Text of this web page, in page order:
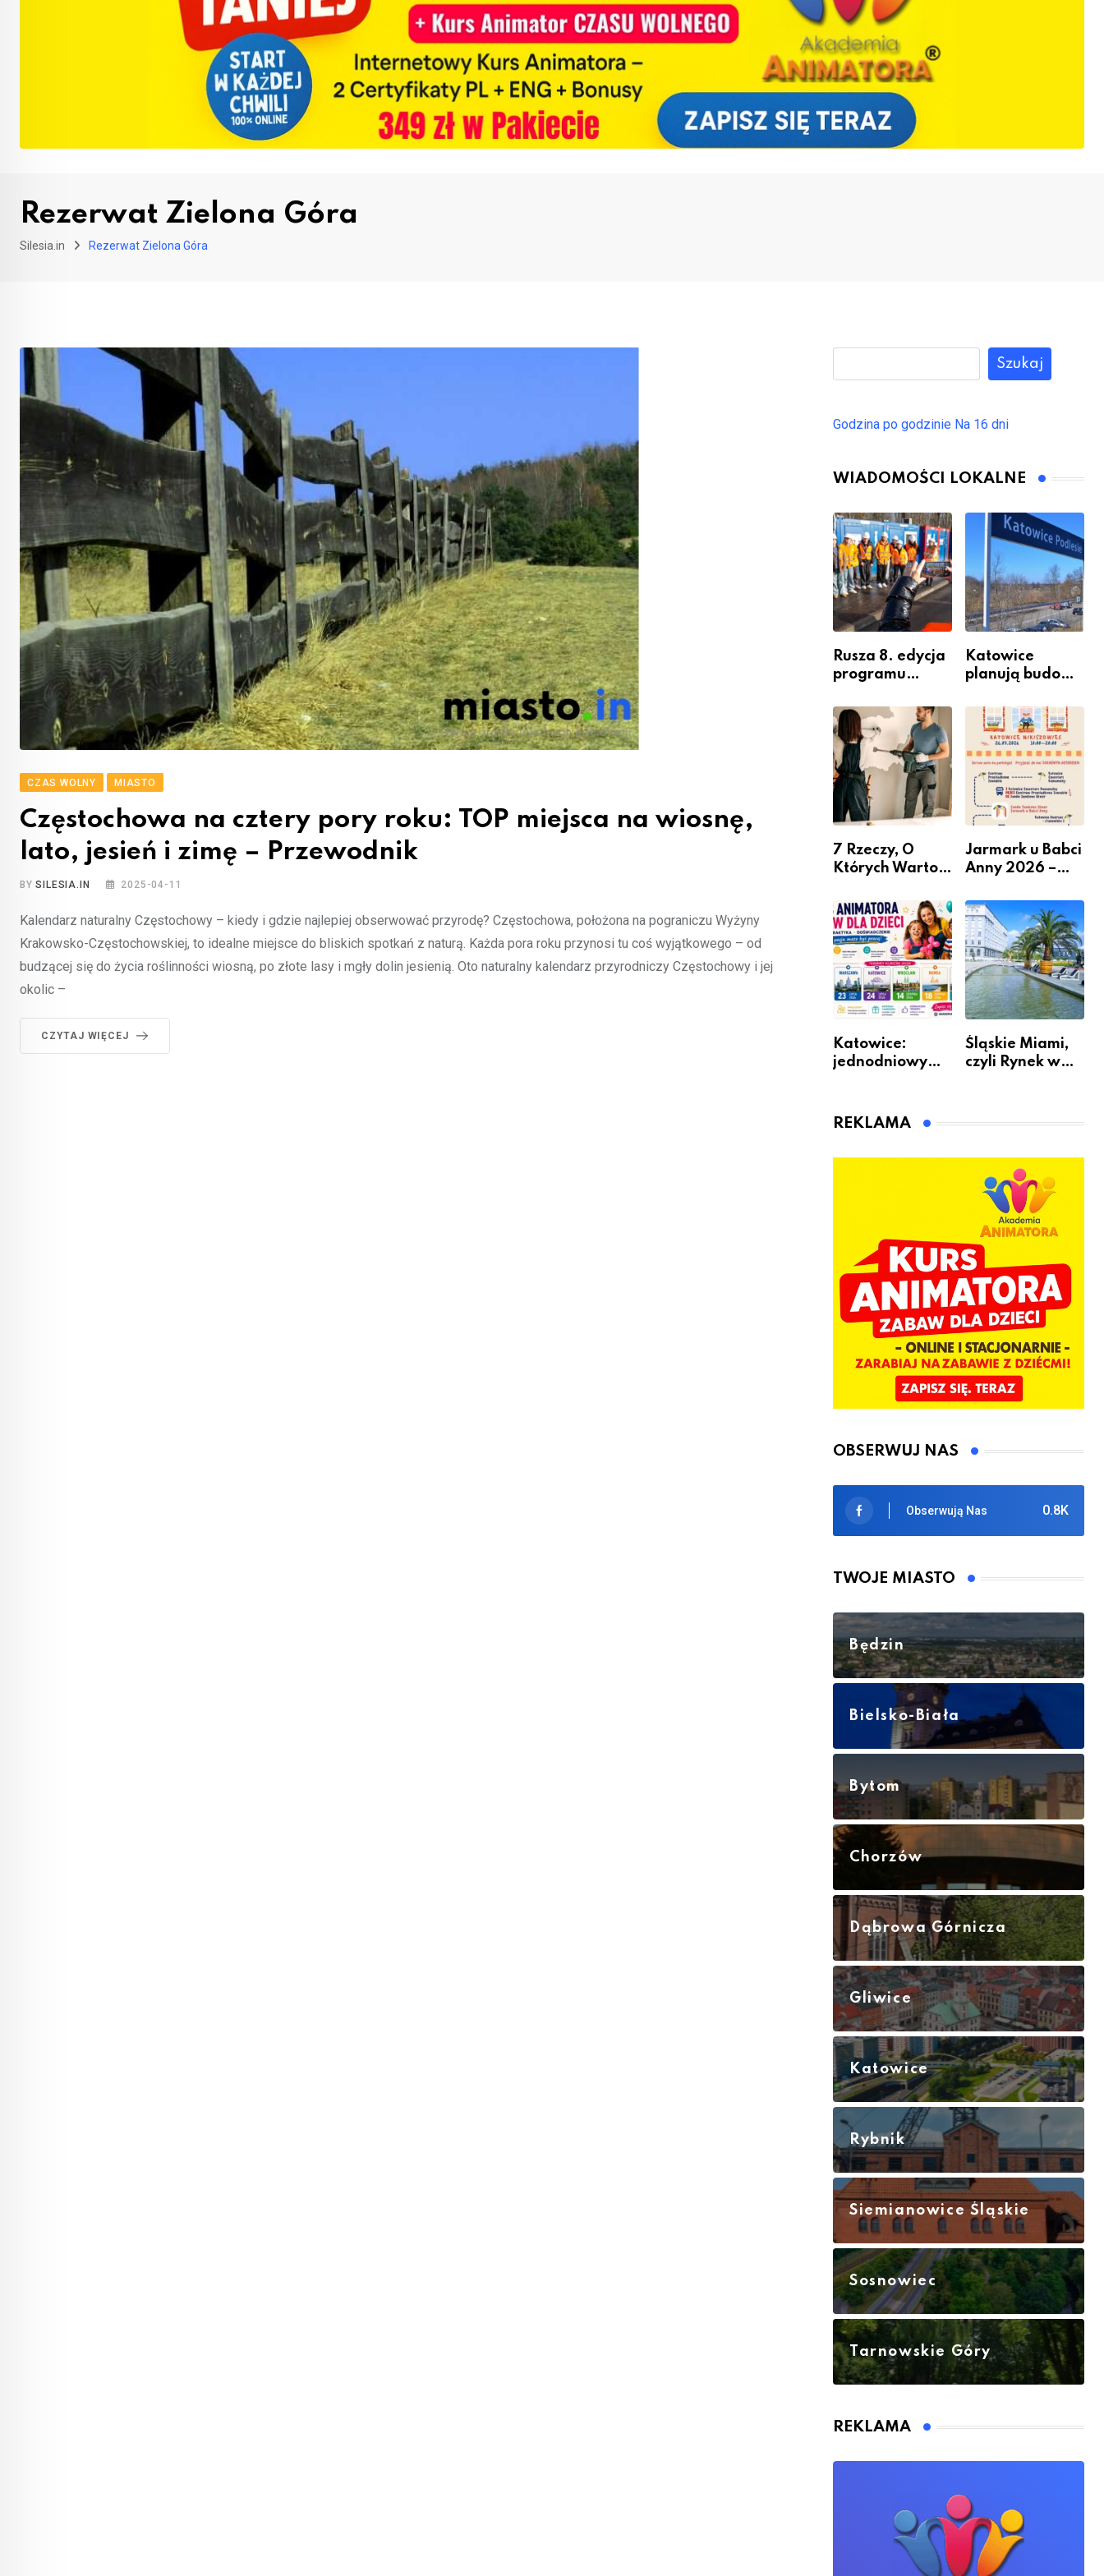
Rezerwat Zielona Góra
Silesia.in Rezerwat Zielona Góra
CZAS WOLNY MIASTO
Częstochowa na cztery pory roku: TOP miejsca na wiosnę,
lato, jesień i zimę – Przewodnik
BYSILESIA.IN 2025-04-11
Kalendarz naturalny Częstochowy – kiedy i gdzie najlepiej obserwować przyrodę? Częstochowa, położona na pograniczu Wyżyny
Krakowsko-Częstochowskiej, to idealne miejsce do bliskich spotkań z naturą. Każda pora roku przynosi tu coś wyjątkowego – od
budzącej się do życia roślinności wiosną, po złote lasy i mgły dolin jesienią. Oto naturalny kalendarz przyrodniczy Częstochowy i jej
okolic –
CZYTAJ WIĘCEJ
Szukaj
Godzina po godzinie Na 16 dni
WIADOMOŚCI LOKALNE
Rusza 8. edycja
programu
Miastem
Fachowców” –
nabór dla
przedsiębiorców
Katowice
planują budowę
przesiadkoweg
o w Podlesiu
7 Rzeczy, O
Których Warto
Remontem
Mieszkania
Jarmark u Babci
Anny 2026 –
Katowice:
jednodniowy
animatora
Śląskie Miami,
czyli Rynek w
REKLAMA
OBSERWUJ NAS
0.8K
Obserwują Nas
TWOJE MIASTO
Będzin
Bielsko-Biała
Bytom
Chorzów
Dąbrowa Górnicza
Gliwice
Katowice
Rybnik
Siemianowice Śląskie
Sosnowiec
Tarnowskie Góry
REKLAMA